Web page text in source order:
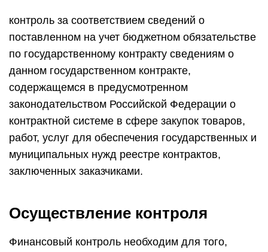
контроль за соответствием сведений о
поставленном на учет бюджетном обязательстве
по государственному контракту сведениям о
данном государственном контракте,
содержащемся в предусмотренном
законодательством Российской Федерации о
контрактной системе в сфере закупок товаров,
работ, услуг для обеспечения государственных и
муниципальных нужд реестре контрактов,
заключенных заказчиками.
Осуществление контроля
Финансовый контроль необходим для того,